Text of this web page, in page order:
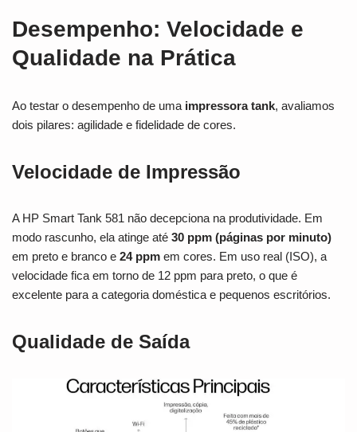
Desempenho: Velocidade e
Qualidade na Prática
Ao testar o desempenho de uma impressora tank, avaliamos
dois pilares: agilidade e fidelidade de cores.
Velocidade de Impressão
A HP Smart Tank 581 não decepciona na produtividade. Em
modo rascunho, ela atinge até 30 ppm (páginas por minuto)
em preto e branco e 24 ppm em cores. Em uso real (ISO), a
velocidade fica em torno de 12 ppm para preto, o que é
excelente para a categoria doméstica e pequenos escritórios.
Qualidade de Saída